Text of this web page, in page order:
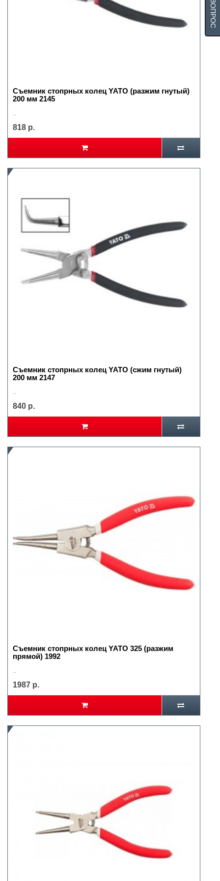
Съемник стопрных колец YATO (разжим гнутый)
200 мм 2145
818 р.
Съемник стопрных колец YATO (сжим гнутый)
200 мм 2147
840 р.
Съемник стопрных колец YATO 325 (разжим
прямой) 1992
1987 р.